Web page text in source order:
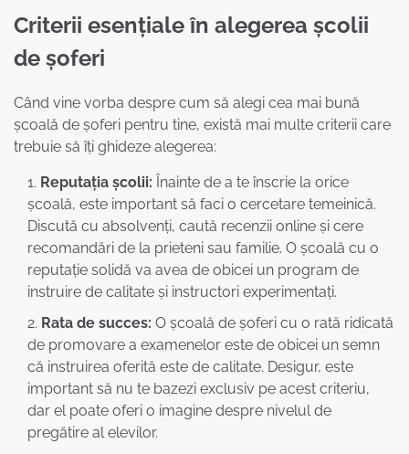
Criterii esențiale în alegerea școlii
de șoferi
Când vine vorba despre cum să alegi cea mai bună
școală de șoferi pentru tine, există mai multe criterii care
trebuie să îți ghideze alegerea:
Reputația școlii: Înainte de a te înscrie la orice
școală, este important să faci o cercetare temeinică.
Discută cu absolvenți, caută recenzii online și cere
recomandări de la prieteni sau familie. O școală cu o
reputație solidă va avea de obicei un program de
instruire de calitate și instructori experimentați.
Rata de succes: O școală de șoferi cu o rată ridicată
de promovare a examenelor este de obicei un semn
că instruirea oferită este de calitate. Desigur, este
important să nu te bazezi exclusiv pe acest criteriu,
dar el poate oferi o imagine despre nivelul de
pregătire al elevilor.